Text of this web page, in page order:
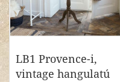
LB1 Provence-i,
vintage hangulatú